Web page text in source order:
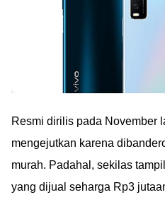
Resmi dirilis pada November
mengejutkan karena
murah. Padahal, sekilas
yang dijual seharga Rp3